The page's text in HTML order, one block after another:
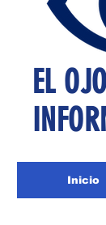
EL OJO
Inicio